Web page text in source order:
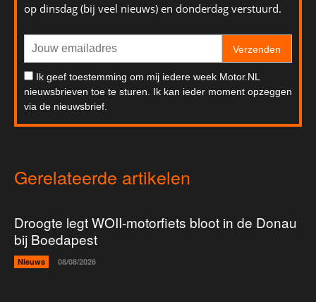
op dinsdag (bij veel nieuws) en donderdag verstuurd.
Verzenden
Ik geef toestemming om mij iedere week Motor.NL
nieuwsbrieven toe te sturen. Ik kan ieder moment opzeggen
via de nieuwsbrief.
Gerelateerde artikelen
Droogte legt WOII-motorfiets bloot in de Donau
bij Boedapest
Nieuws 08/08/2026